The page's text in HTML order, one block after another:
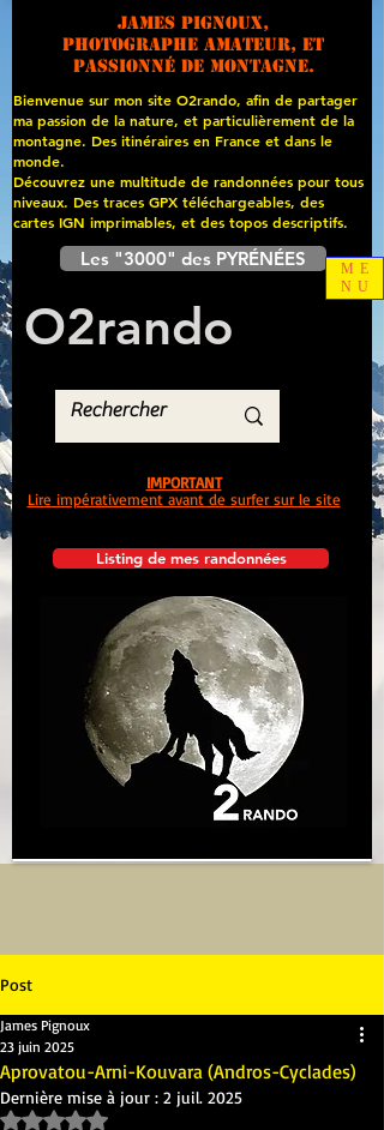
James PIGNOUX,
photographe amateur, et
passionné de montagne.
Bienvenue sur mon site O2rando, afin de partager
ma passion de la nature, et particulièrement de la
montagne. Des itinéraires en France et dans le
monde.
Découvrez une multitude de randonnées pour tous
niveaux. Des traces GPX téléchargeables, des
cartes IGN imprimables, et des topos descriptifs.
Les "3000" des PYRÉNÉES
O2rando
Listing de mes randonnées
IMPORTANT
Lire impérativement avant de surfer sur le site
ME
NU
Post
Aprovatou-Arni-Kouvara (Andros-Cyclades)
James Pignoux
23 juin 2025
Dernière mise à jour : 2 juil. 2025
Noté NaN étoiles sur 5.